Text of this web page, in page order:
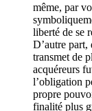
même, par
liberté de se
D’autre part,
transmet de
acquéreurs
l’obligation
propre
finalité plus